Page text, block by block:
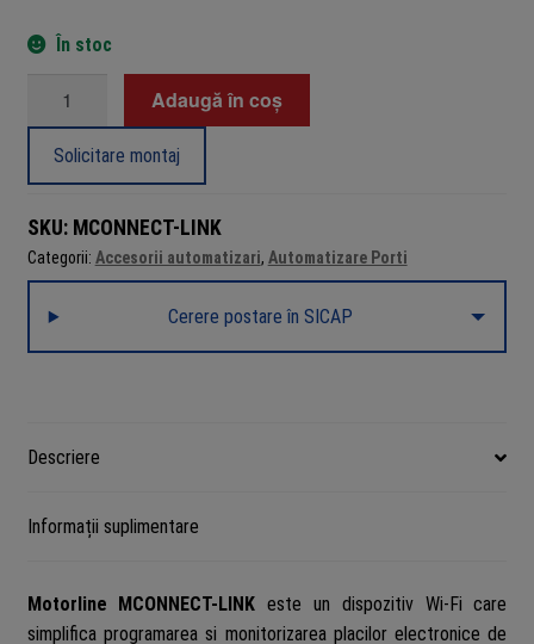
În stoc
comanda
automatizari,
Wi-
Bluetooth
-
LINK
Adaugă în coș
Solicitare montaj
SKU: MCONNECT-LINK
Categorii: Accesorii automatizari, Automatizare Porti
Cerere postare în SICAP
Descriere
Informații suplimentare
Motorline MCONNECT-LINK este un dispozitiv Wi-Fi care
simplifica programarea si monitorizarea placilor electronice de